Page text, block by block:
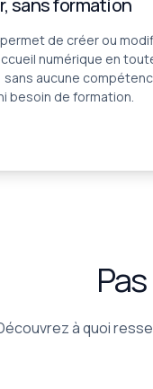
sans formation
permet de créer ou
numérique en
sans aucune
besoin de formation.
à quoi